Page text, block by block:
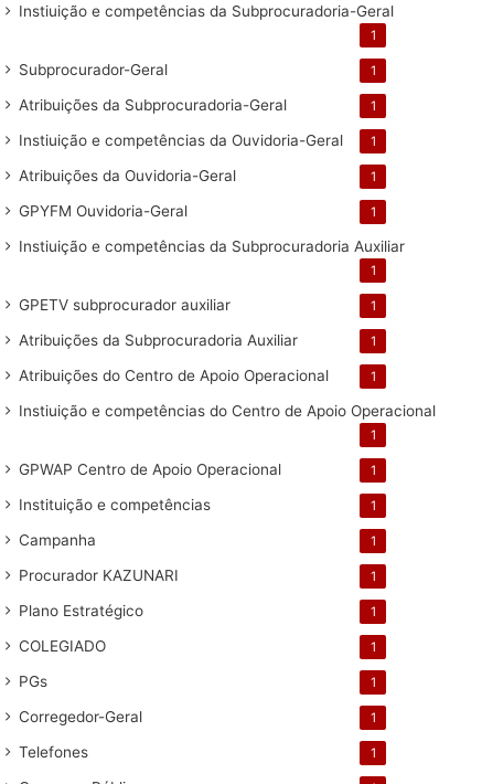
Instiuição e competências da Subprocuradoria-Geral
1
Subprocurador-Geral 1
Atribuições da Subprocuradoria-Geral 1
Instiuição e competências da Ouvidoria-Geral 1
Atribuições da Ouvidoria-Geral 1
GPYFM Ouvidoria-Geral 1
Instiuição e competências da Subprocuradoria Auxiliar
1
GPETV subprocurador auxiliar 1
Atribuições da Subprocuradoria Auxiliar 1
Atribuições do Centro de Apoio Operacional 1
Instiuição e competências do Centro de Apoio Operacional
1
GPWAP Centro de Apoio Operacional 1
Instituição e competências 1
Campanha 1
Procurador KAZUNARI 1
Plano Estratégico 1
COLEGIADO 1
PGs 1
Corregedor-Geral 1
Telefones 1